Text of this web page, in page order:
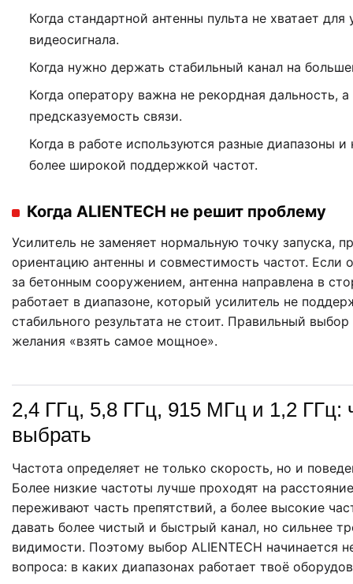
Когда стандартной антенны пульта не хватает для
видеосигнала.
Когда нужно держать стабильный канал на
Когда оператору важна не рекордная дальность, а
предсказуемость связи.
Когда в работе используются разные диапазоны
более широкой поддержкой частот.
Когда ALIENTECH не решит проблему
Усилитель не заменяет нормальную точку запуска,
ориентацию антенны и совместимость частот. Если
за бетонным сооружением, антенна направлена в
работает в диапазоне, который усилитель не
стабильного результата не стоит. Правильный
желания «взять самое мощное».
2,4 ГГц, 5,8 ГГц, 915 МГц и 1,2 ГГц:
выбрать
Частота определяет не только скорость, но и
Более низкие частоты лучше проходят на
переживают часть препятствий, а более высокие
давать более чистый и быстрый канал, но сильнее
видимости. Поэтому выбор ALIENTECH начинается
вопроса: в каких диапазонах работает твоё